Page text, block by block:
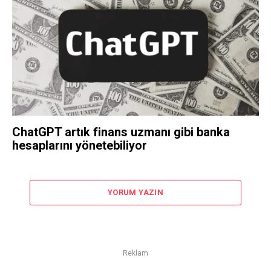
ChatGPT artık finans uzmanı gibi banka
hesaplarını yönetebiliyor
YORUM YAZIN
Reklam